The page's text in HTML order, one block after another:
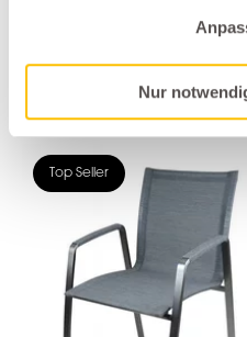
Nur
Weitere Produkte
Top Seller